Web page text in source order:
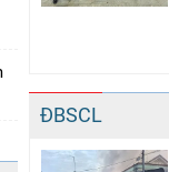
ĐBSCL